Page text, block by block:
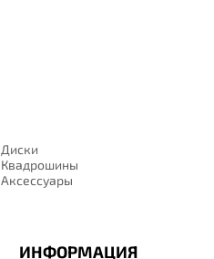
Диски
Квадрошины
Аксессуары
ИНФОРМАЦИЯ